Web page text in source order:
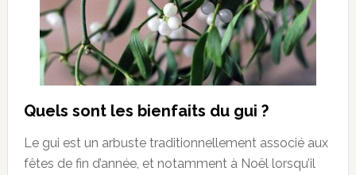
Quels sont les bienfaits du gui ?
Le gui est un arbuste traditionnellement associé aux
fêtes de fin d’année, et notamment à Noël lorsqu’il